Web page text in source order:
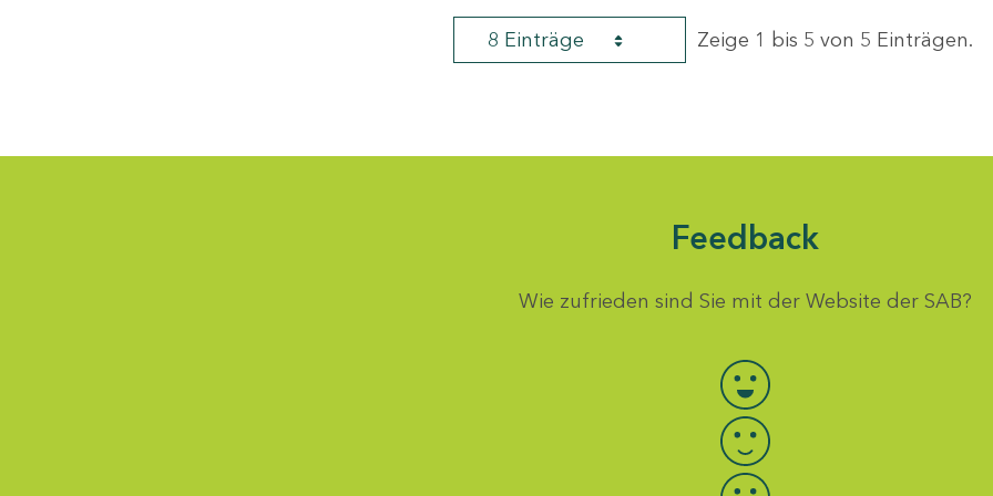
8 Einträge Zeige 1 bis 5 von 5 Einträgen.
Feedback
Wie zufrieden sind Sie mit der Website der SAB?
Bewertung auswählen